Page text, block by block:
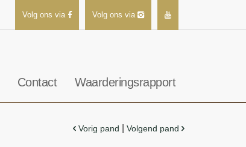
Volg ons via Volg ons via
Contact Waarderingsrapport
Vorig pand Volgend pand